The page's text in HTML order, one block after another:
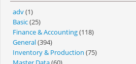
adv(1)
Basic(25)
Finance & Accounting(118)
General(394)
Inventory & Production (75)